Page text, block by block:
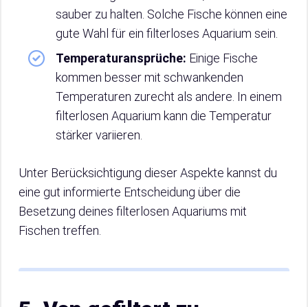
sauber zu halten. Solche Fische können eine
gute Wahl für ein filterloses Aquarium sein.
Temperaturansprüche: Einige Fische
kommen besser mit schwankenden
Temperaturen zurecht als andere. In einem
filterlosen Aquarium kann die Temperatur
stärker variieren.
Unter Berücksichtigung dieser Aspekte kannst du
eine gut informierte Entscheidung über die
Besetzung deines filterlosen Aquariums mit
Fischen treffen.